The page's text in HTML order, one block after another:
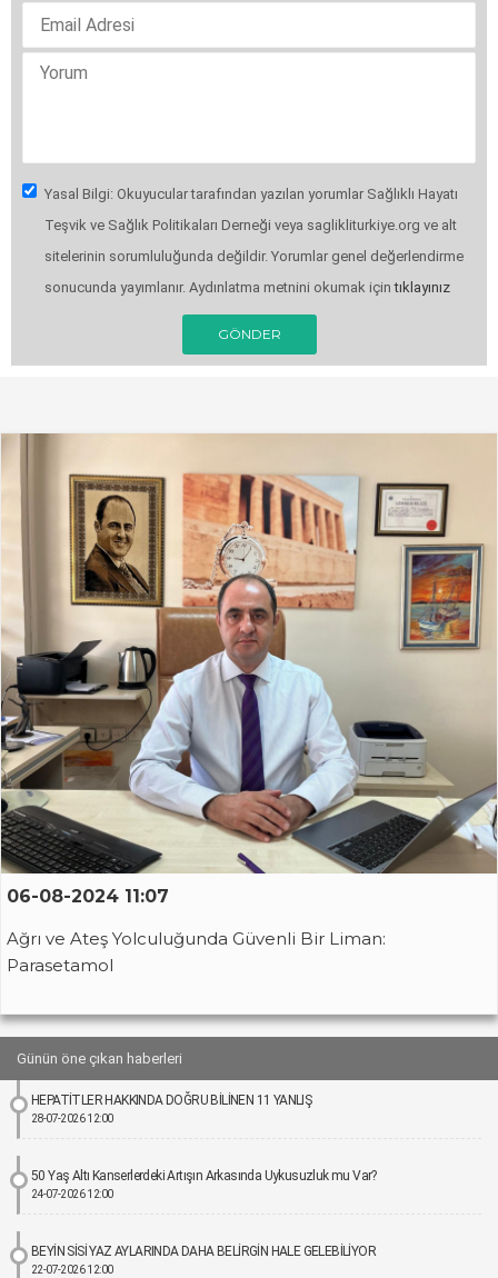
Yasal Bilgi: Okuyucular tarafından yazılan yorumlar Sağlıklı Hayatı
Teşvik ve Sağlık Politikaları Derneği veya saglikliturkiye.org ve alt
sitelerinin sorumluluğunda değildir. Yorumlar genel değerlendirme
sonucunda yayımlanır. Aydınlatma metnini okumak içintıklayınız
GÖNDER
06-08-2024 11:07
Ağrı ve Ateş Yolculuğunda Güvenli Bir Liman:
Parasetamol
Günün öne çıkan haberleri
HEPATİTLER HAKKINDA DOĞRU BİLİNEN 11 YANLIŞ
28-07-2026 12:00
50 Yaş Altı Kanserlerdeki Artışın Arkasında Uykusuzluk mu Var?
24-07-2026 12:00
BEYİN SİSİ YAZ AYLARINDA DAHA BELİRGİN HALE GELEBİLİYOR
22-07-2026 12:00